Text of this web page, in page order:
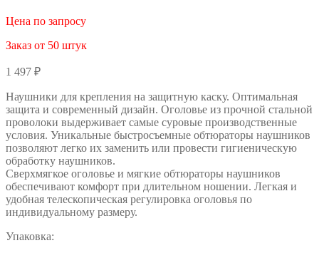
Цена по запросу
Заказ от 50 штук
1 497 ₽
Наушники для крепления на защитную каску. Оптимальная
защита и современный дизайн. Оголовье из прочной стальной
проволоки выдерживает самые суровые производственные
условия. Уникальные быстросъемные обтюраторы наушников
позволяют легко их заменить или провести гигиеническую
обработку наушников.
Сверхмягкое оголовье и мягкие обтюраторы наушников
обеспечивают комфорт при длительном ношении. Легкая и
удобная телескопическая регулировка оголовья по
индивидуальному размеру.
Упаковка: